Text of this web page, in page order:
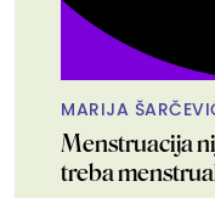
MARIJA
Menstruacija
treba